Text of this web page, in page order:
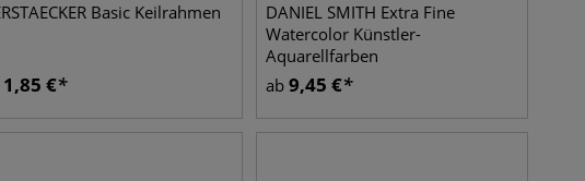
Basic Keilrahmen
1,85 €
DANIEL SMITH Extra Fine
Watercolor Künstler-
Aquarellfarben
ab 9,45 €